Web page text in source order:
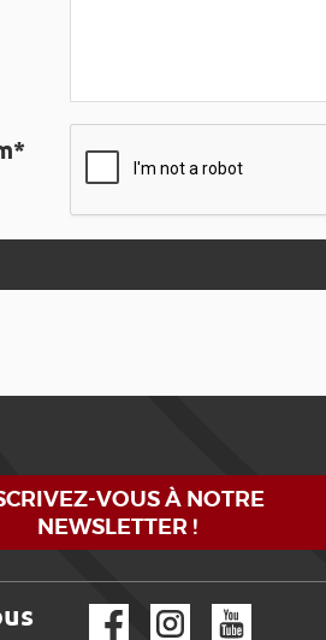
VOUS À NOTRE
NEWSLETTER !